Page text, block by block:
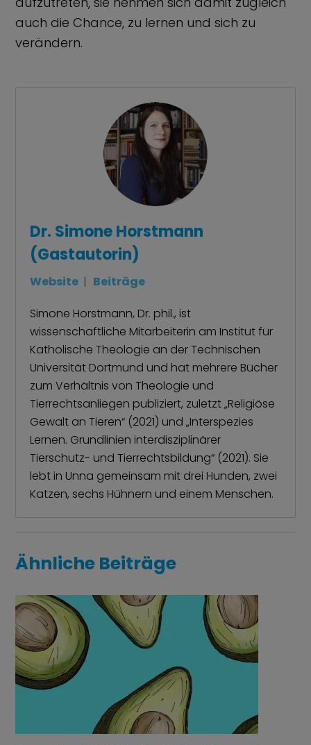
auch die Chance, zu lernen und sich zu
verändern.
Dr. Simone Horstmann
(Gastautorin)
Website | Beiträge
Simone Horstmann, Dr. phil., ist
wissenschaftliche Mitarbeiterin am Institut für
Katholische Theologie an der Technischen
Universität Dortmund und hat mehrere Bücher
zum Verhältnis von Theologie und
Tierrechtsanliegen publiziert, zuletzt „Religiöse
Gewalt an Tieren“ (2021) und „Interspezies
Lernen. Grundlinien interdisziplinärer
Tierschutz- und Tierrechtsbildung“ (2021). Sie
lebt in Unna gemeinsam mit drei Hunden, zwei
Katzen, sechs Hühnern und einem Menschen.
Ähnliche Beiträge